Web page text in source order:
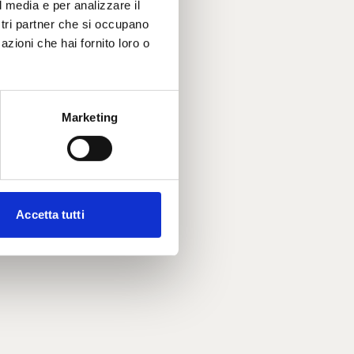
e per analizzare il
partner che si occupano
che hai fornito loro o
Marketing
Accetta tutti